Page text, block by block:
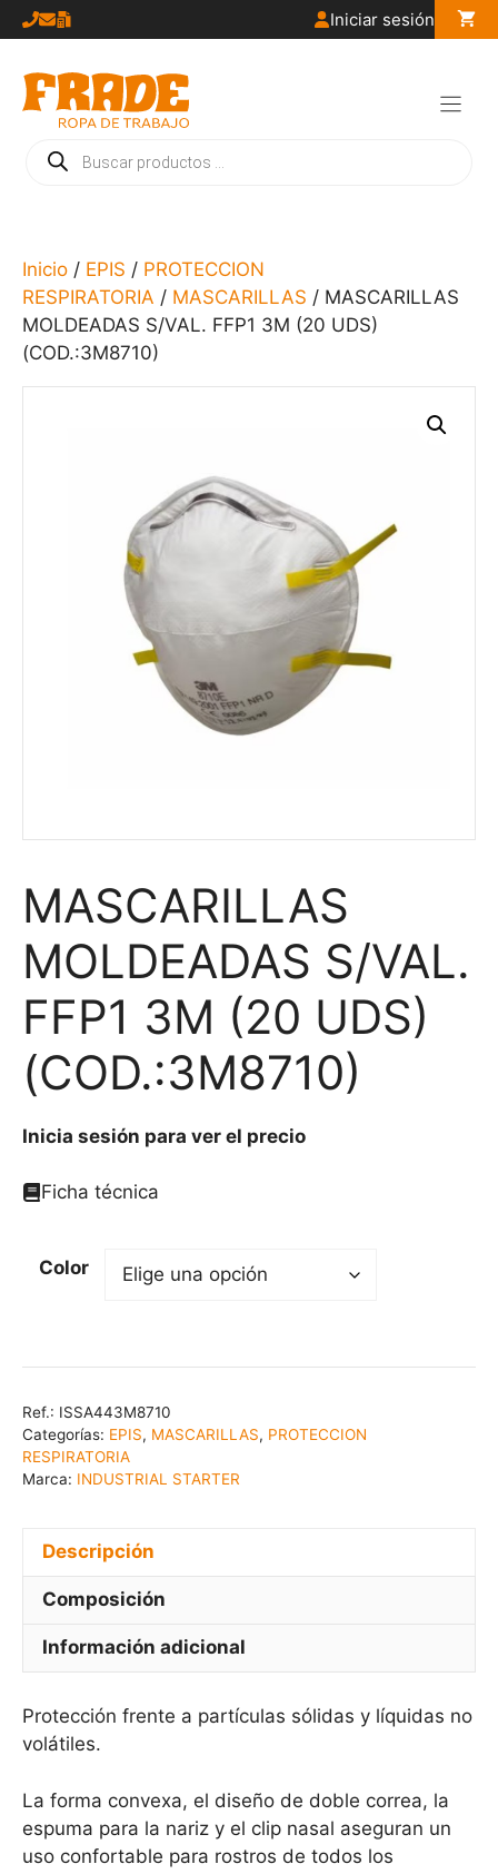
Saltar
al
contenido
Iniciar sesión
Búsqueda
de
Inicio / EPIS / PROTECCION
RESPIRATORIA / MASCARILLAS / MASCARILLAS
MOLDEADAS S/VAL. FFP1 3M (20 UDS)
(COD.:3M8710)
MASCARILLAS
MOLDEADAS S/VAL.
FFP1 3M (20 UDS)
(COD.:3M8710)
Inicia sesión para ver el precio
Ficha técnica
Color
Ref.: ISSA443M8710
Categorías: EPIS, MASCARILLAS, PROTECCION
RESPIRATORIA
Marca: INDUSTRIAL STARTER
Descripción
Composición
Información adicional
Protección frente a partículas sólidas y líquidas no
volátiles.
La forma convexa, el diseño de doble correa, la
espuma para la nariz y el clip nasal aseguran un
uso confortable para rostros de todos los